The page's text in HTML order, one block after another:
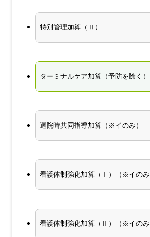
特別管理加算（Ⅱ）
ターミナルケア加算（予防を除く）
退院時共同指導加算（※イのみ）
看護体制強化加算（Ⅰ）（※イのみ
看護体制強化加算（Ⅱ）（※イのみ